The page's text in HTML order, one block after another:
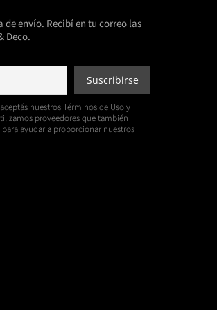
de envío. Recibí en tu correo las
Deco.
nuestros Términos de Uso y
proveedores que también
ayudar a proporcionar nuestros